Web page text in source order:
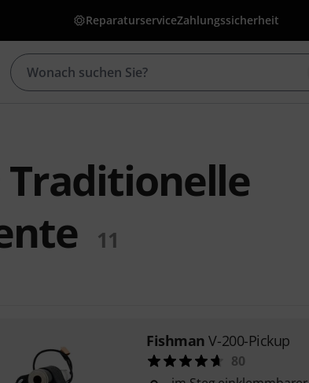
ReparaturserviceZahlungssicherheit
Traditionelle
11
Fishman V-200-Pickup
80